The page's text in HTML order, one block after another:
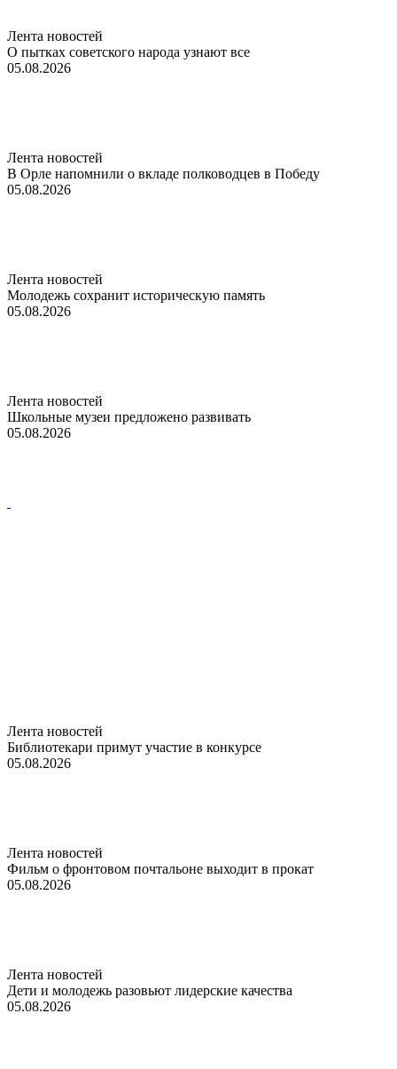
Лента новостей
О пытках советского народа узнают все
05.08.2026
Лента новостей
В Орле напомнили о вкладе полководцев в Победу
05.08.2026
Лента новостей
Молодежь сохранит историческую память
05.08.2026
Лента новостей
Школьные музеи предложено развивать
05.08.2026
Лента новостей
Библиотекари примут участие в конкурсе
05.08.2026
Лента новостей
Фильм о фронтовом почтальоне выходит в прокат
05.08.2026
Лента новостей
Дети и молодежь разовьют лидерские качества
05.08.2026